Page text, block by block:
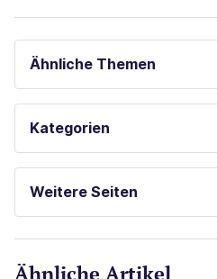
Ähnliche Themen
BESTE ONLINE CASINOS
Kategorien
Weitere Seiten
CasinoOnline.de
Ähnliche Artikel